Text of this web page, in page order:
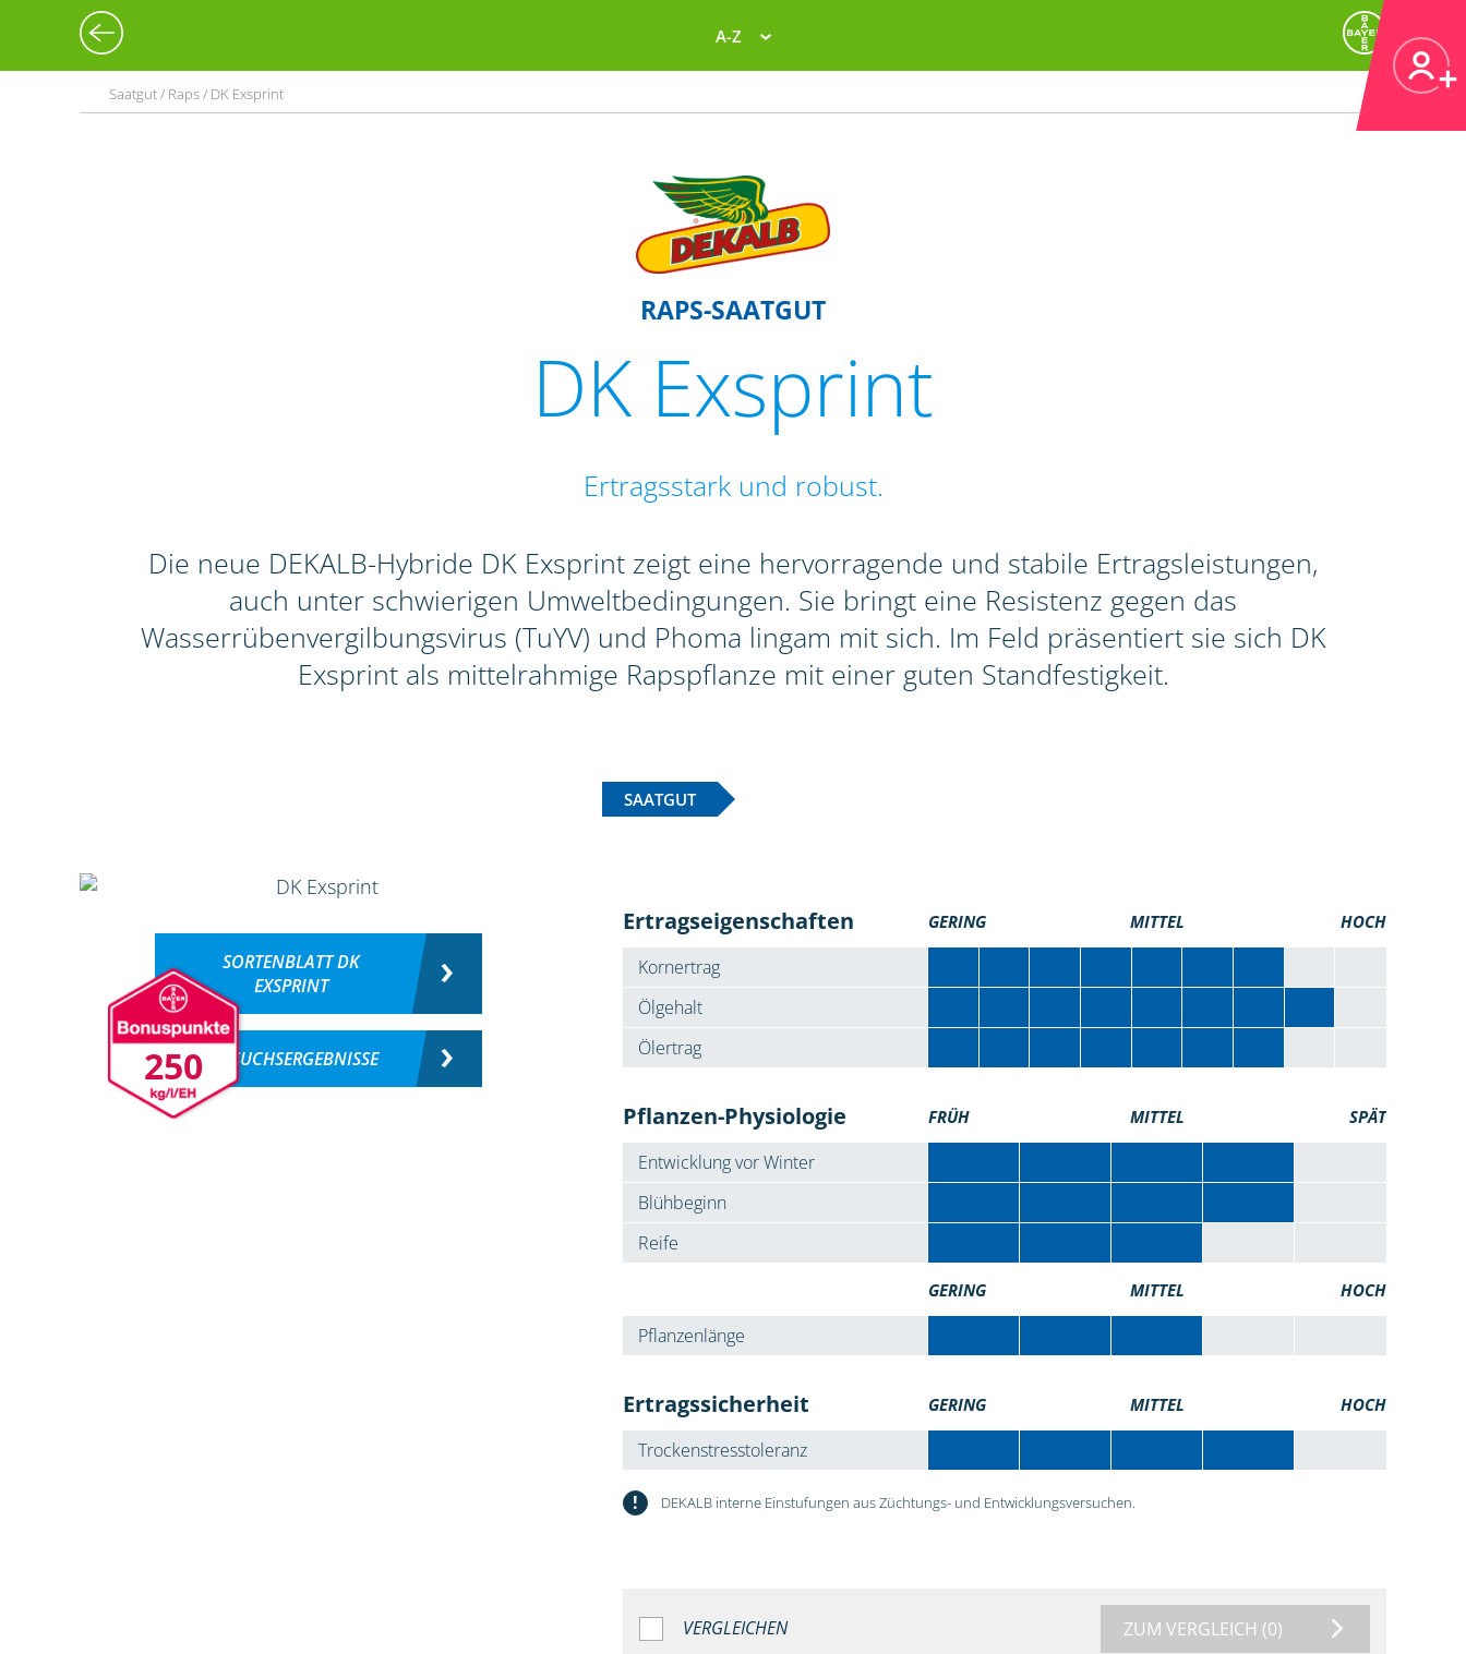
A-Z
Saatgut / Raps / DK Exsprint
RAPS-SAATGUT
DK Exsprint
Ertragsstark und robust.
Die neue DEKALB-Hybride DK Exsprint zeigt eine hervorragende und stabile Ertragsleistungen,
auch unter schwierigen Umweltbedingungen. Sie bringt eine Resistenz gegen das
Wasserrübenvergilbungsvirus (TuYV) und Phoma lingam mit sich. Im Feld präsentiert sie sich DK
Exsprint als mittelrahmige Rapspflanze mit einer guten Standfestigkeit.
SAATGUT
250
SORTENBLATT DK
EXSPRINT
VERSUCHSERGEBNISSE
Ertragseigenschaften GERING MITTEL HOCH
Kornertrag
Ölgehalt
Ölertrag
Pflanzen-Physiologie FRÜH MITTEL SPÄT
Entwicklung vor Winter
Blühbeginn
Reife
GERING MITTEL HOCH
Pflanzenlänge
Ertragssicherheit GERING MITTEL HOCH
Trockenstresstoleranz
! DEKALB interne Einstufungen aus Züchtungs- und Entwicklungsversuchen.
VERGLEICHEN ZUM VERGLEICH (0)